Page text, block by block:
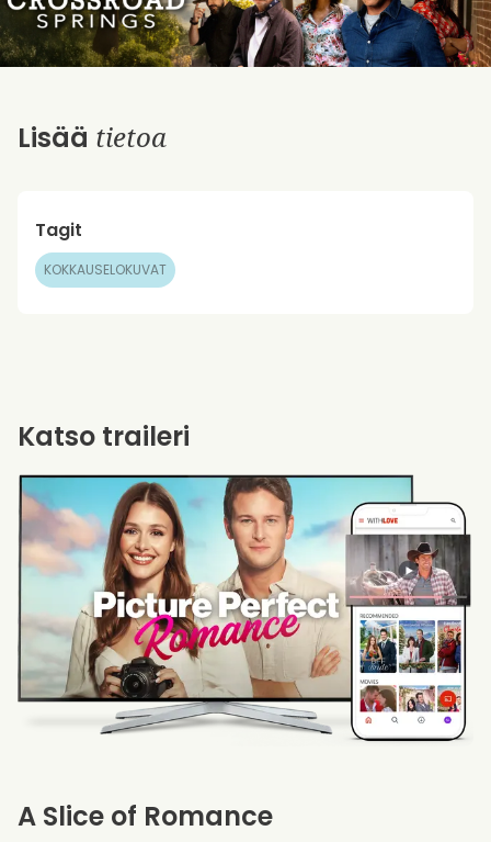
Lisää tietoa
Tagit
KOKKAUSELOKUVAT
A Slice of Romance
Katso traileri